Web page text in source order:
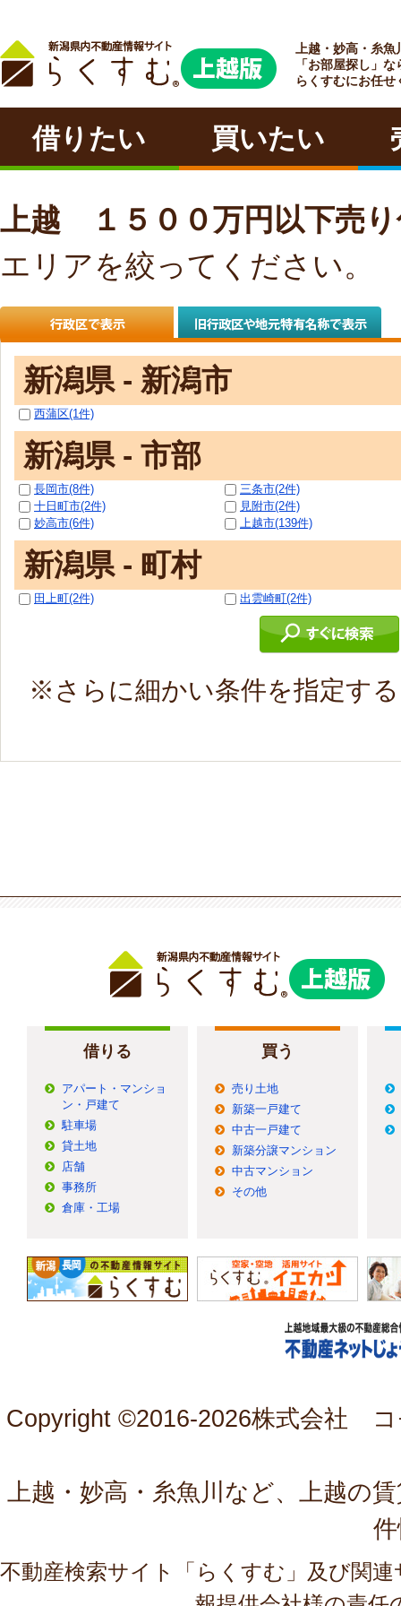
ラクチン
上越・妙高・糸魚
「お部屋探し」な
らくすむにお任せ
借りたい 買いたい
上越 １５００万円以下売
エリアを絞ってください。
新潟県 - 新潟市
西蒲区(1件)
新潟県 - 市部
長岡市(8件)
三条市(2件)
十日町市(2件)
見附市(2件)
妙高市(6件)
上越市(139件)
新潟県 - 町村
田上町(2件) 出雲崎町(2件)
※さらに細かい条件を指定す
借りる
アパート・マンショ
ン・戸建て
駐車場
貸土地
店舗
事務所
倉庫・工場
買う
売り土地
新築一戸建て
中古一戸建て
新築分譲マンション
中古マンション
その他
Copyright ©2016-2026株式会社 コ
上越・妙高・糸魚川など、上越の
不動産検索サイト「らくすむ」及び関